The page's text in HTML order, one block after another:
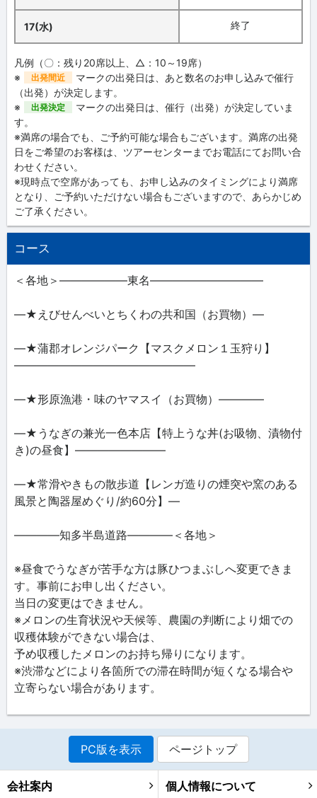
17(水) 終了
凡例（〇：残り20席以上、△：10～19席）
※
出発間近
マークの出発日は、あと数名のお申し込みで催行
（出発）が決定します。
※
出発決定
マークの出発日は、催行（出発）が決定していま
す。
※満席の場合でも、ご予約可能な場合もございます。満席の出発
日をご希望のお客様は、ツアーセンターまでお電話にてお問い合
わせください。
※現時点で空席があっても、お申し込みのタイミングにより満席
となり、ご予約いただけない場合もございますので、あらかじめ
ご了承ください。
コース
＜各地＞――――――東名――――――――――
―★えびせんべいとちくわの共和国（お買物）―
―★蒲郡オレンジパーク【マスクメロン１玉狩り】
――――――――――――――――
―★形原漁港・味のヤマスイ（お買物）――――
―★うなぎの兼光一色本店【特上うな丼(お吸物、漬物付
き)の昼食】――――――――
―★常滑やきもの散歩道【レンガ造りの煙突や窯のある
風景と陶器屋めぐり/約60分】―
――――知多半島道路――――＜各地＞
※昼食でうなぎが苦手な方は豚ひつまぶしへ変更できま
す。事前にお申し出ください。
当日の変更はできません。
※メロンの生育状況や天候等、農園の判断により畑での
収穫体験ができない場合は、
予め収穫したメロンのお持ち帰りになります。
※渋滞などにより各箇所での滞在時間が短くなる場合や
立寄らない場合があります。
PC版を表示 ページトップ
会社案内 個人情報について